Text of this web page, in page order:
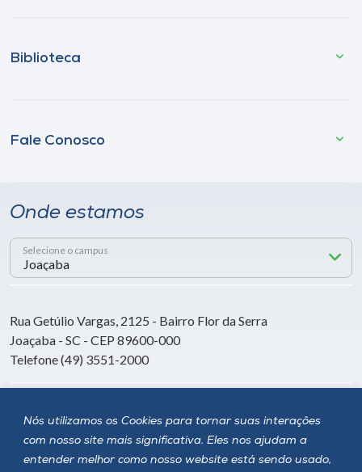
Nós utilizamos os Cookies para tornar suas interações
com nosso site mais significativa. Eles nos ajudam a
entender melhor como nosso website está sendo usado,
Biblioteca
Fale Conosco
Onde estamos
Selecione o campus
Rua Getúlio Vargas, 2125 - Bairro Flor da Serra
Joaçaba - SC - CEP 89600-000
Telefone (49) 3551-2000
Siga a Unoesc